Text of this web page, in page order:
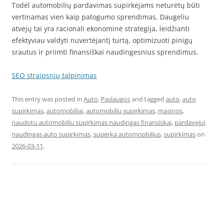
Todėl automobilių pardavimas supirkėjams neturėtų būti
vertinamas vien kaip patogumo sprendimas. Daugeliu
atvejų tai yra racionali ekonominė strategija, leidžianti
efektyviau valdyti nuvertėjantį turtą, optimizuoti pinigų
srautus ir priimti finansiškai naudingesnius sprendimus.
SEO straipsnių talpinimas
This entry was posted in Auto, Paslaugosand tagged auto,auto
supirkimas,automobiliai,automobilių supirkimas, masinos,
naudotu automobiliu supirkimas naudingas finansiskai, pardavejui
naudingas auto supirkimas,superka automopbilius,supirkimason
2026-03-11.